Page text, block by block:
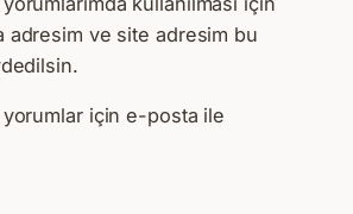
adresim ve site adresim bu
için e-posta ile